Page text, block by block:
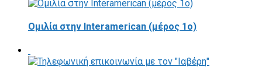
Ομιλία στην Interamerican (μέρος 1ο)